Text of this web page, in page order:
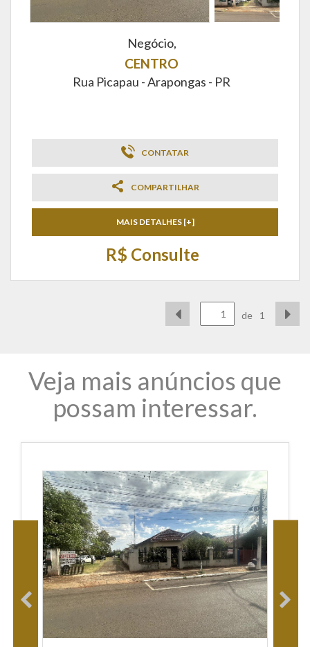
Negócio,
CENTRO
Rua Picapau -Arapongas - PR
CONTATAR
COMPARTILHAR
MAIS DETALHES [+]
R$ Consulte
de 1
Veja mais anúncios que
possam interessar.